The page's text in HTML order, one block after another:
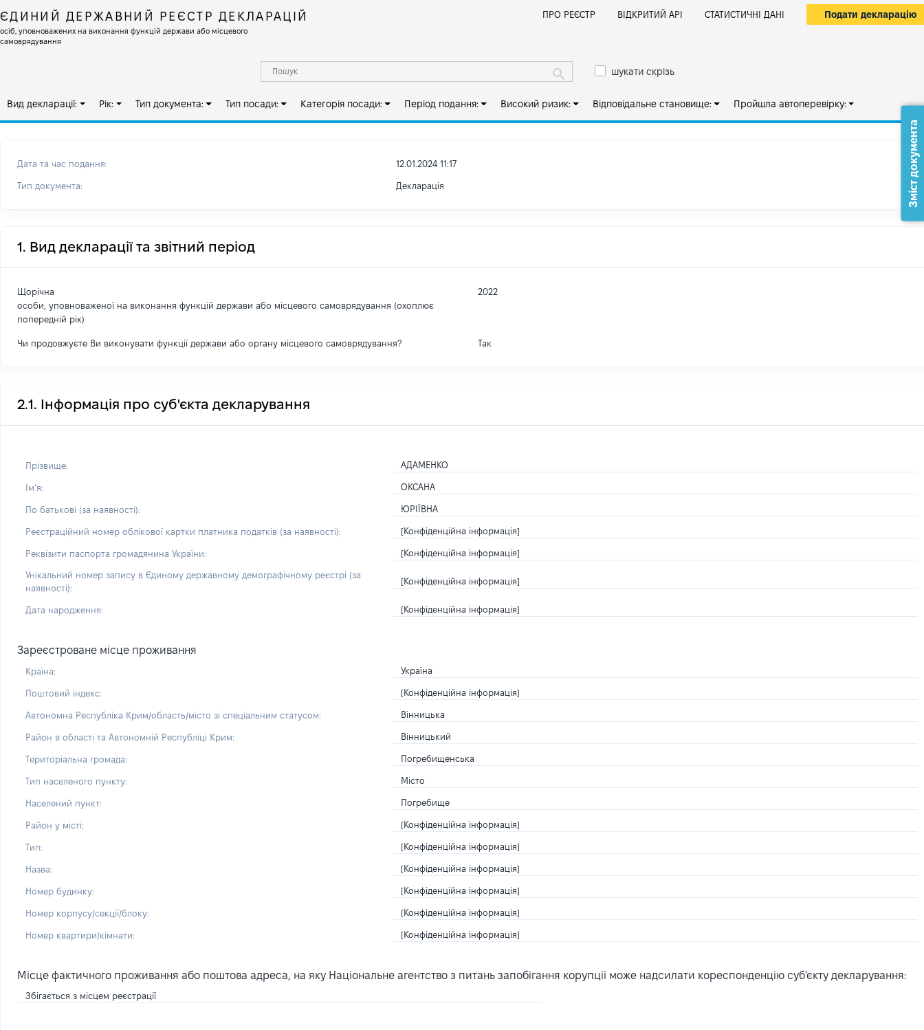
ЄДИНИЙ ДЕРЖАВНИЙ РЕЄСТР ДЕКЛАРАЦІЙ
осіб, уповноважених на виконання функцій держави або місцевого
самоврядування
ПРО РЕЄСТР ВІДКРИТИЙ АРІ СТАТИСТИЧНІ ДАНІ Подати декларацію
шукати скрізь
Вид декларації: Рік: Тип документа: Тип посади: Категорія посади: Період подання: Високий ризик: Відповідальне становище: Пройшла автоперевірку:
Дата та час подання: 12.01.2024 11:17
Тип документа: Декларація
1. Вид декларації та звітний період
Щорічна
особи, уповноваженої на виконання функцій держави або місцевого самоврядування (охоплює
попередній рік)
2022
Чи продовжуєте Ви виконувати функції держави або органу місцевого самоврядування? Так
2.1. Інформація про суб'єкта декларування
Прізвище: АДАМЕНКО
Імʼя: ОКСАНА
По батькові (за наявності): ЮРІЇВНА
Реєстраційний номер облікової картки платника податків (за наявності): [Конфіденційна інформація]
Реквізити паспорта громадянина України: [Конфіденційна інформація]
Унікальний номер запису в Єдиному державному демографічному реєстрі (за
наявності):
[Конфіденційна інформація]
Дата народження: [Конфіденційна інформація]
Зареєстроване місце проживання
Країна: Україна
Поштовий індекс: [Конфіденційна інформація]
Автономна Республіка Крим/область/місто зі спеціальним статусом: Вінницька
Район в області та Автономній Республіці Крим: Вінницький
Територіальна громада: Погребищенська
Тип населеного пункту: Місто
Населений пункт: Погребище
Район у місті: [Конфіденційна інформація]
Тип: [Конфіденційна інформація]
Назва: [Конфіденційна інформація]
Номер будинку: [Конфіденційна інформація]
Номер корпусу/секції/блоку: [Конфіденційна інформація]
Номер квартири/кімнати: [Конфіденційна інформація]
Місце фактичного проживання або поштова адреса, на яку Національне агентство з питань запобігання корупції може надсилати кореспонденцію суб'єкту декларування:
Збігається з місцем реєстрації
Зміст документа